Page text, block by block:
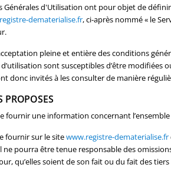
Générales d'Utilisation ont pour objet de
dematerialise.fr, ci-après nommé « le
pleine et entière des conditions
d’utilisation sont susceptibles d’être
donc invités à les consulter de manière
PROPOSES
fournir une information concernant
fournir sur le sitewww.registre-dematerialise.fr
ne pourra être tenue responsable des
qu’elles soient de son fait ou du fait des